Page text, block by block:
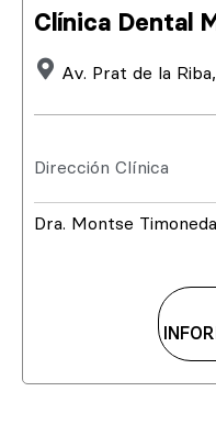
Clínica Dental
Av. Prat de la
Dirección Clínica
Dra. Montse